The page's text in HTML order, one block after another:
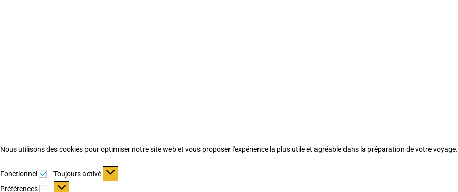
Nous utilisons des cookies pour optimiser notre site web et vous proposer l'expérience la plus utile et agréable dans la préparation de votre voyage.
Fonctionnel Fonctionnel
Toujours activé
Préférences
Préférences